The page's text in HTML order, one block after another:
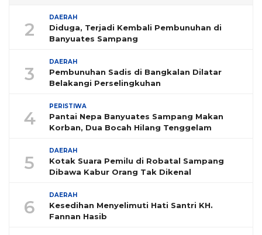
2
DAERAH
Diduga, Terjadi Kembali Pembunuhan di
Banyuates Sampang
3
DAERAH
Pembunuhan Sadis di Bangkalan Dilatar
Belakangi Perselingkuhan
4
PERISTIWA
Pantai Nepa Banyuates Sampang Makan
Korban, Dua Bocah Hilang Tenggelam
5
DAERAH
Kotak Suara Pemilu di Robatal Sampang
Dibawa Kabur Orang Tak Dikenal
6
DAERAH
Kesedihan Menyelimuti Hati Santri KH.
Fannan Hasib